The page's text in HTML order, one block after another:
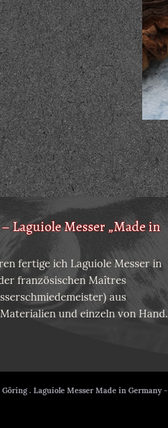
Laguiole Messer „Made in
fertige ich Laguiole Messer in
französischen Maîtres
aus
und einzeln von Hand.
. Laguiole Messer Made in Germany -